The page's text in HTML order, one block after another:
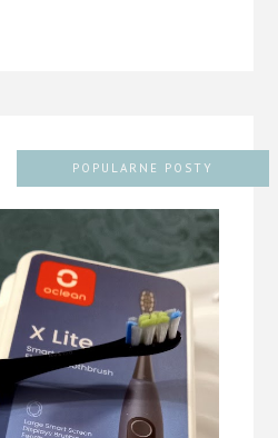
POPULARNE POSTY